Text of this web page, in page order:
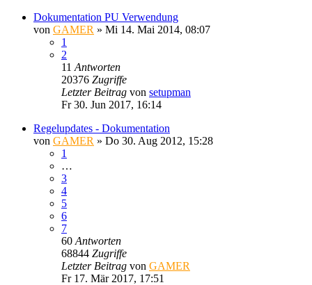
Dokumentation PU Verwendung
von GAMER » Mi 14. Mai 2014, 08:07
1
2
11 Antworten
20376 Zugriffe
Letzter Beitrag von setupman
Fr 30. Jun 2017, 16:14
Regelupdates - Dokumentation
von GAMER » Do 30. Aug 2012, 15:28
1
…
3
4
5
6
7
60 Antworten
68844 Zugriffe
Letzter Beitrag von GAMER
Fr 17. Mär 2017, 17:51